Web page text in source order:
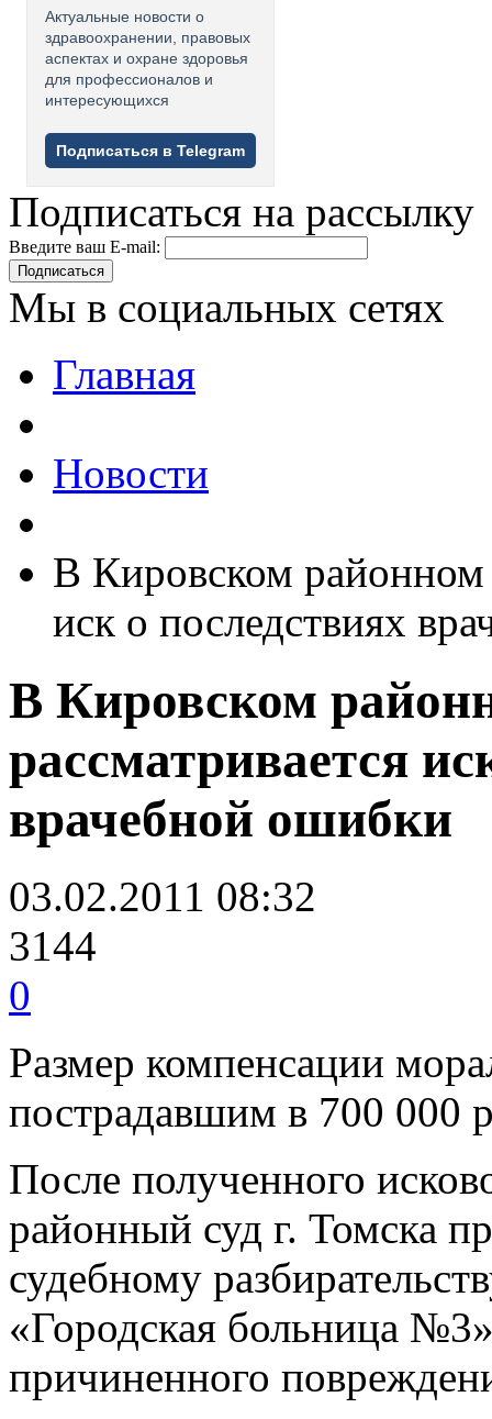
Актуальные новости о
здравоохранении, правовых
аспектах и охране здоровья
для профессионалов и
интересующихся
Подписаться в Telegram
Подписаться на рассылку
Введите ваш E-mail:
Подписаться
Мы в социальных сетях
Главная
Новости
В Кировском районном
иск о последствиях
В Кировском
рассматривается
врачебной ошибки
03.02.2011 08:32
3144
0
Размер компенсации
пострадавшим в 700 000
После полученного
районный суд г. Томска
судебному
«Городская больница
причиненного